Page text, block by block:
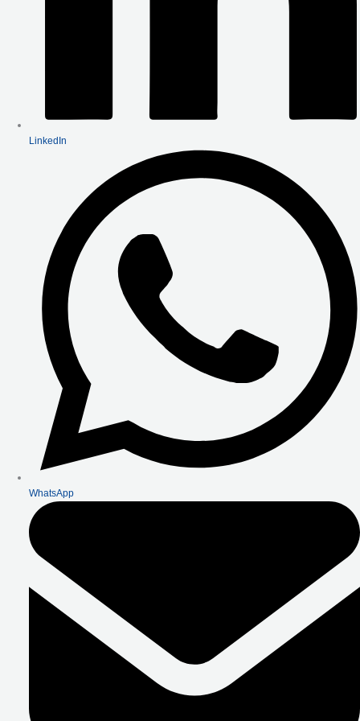
LinkedIn
WhatsApp